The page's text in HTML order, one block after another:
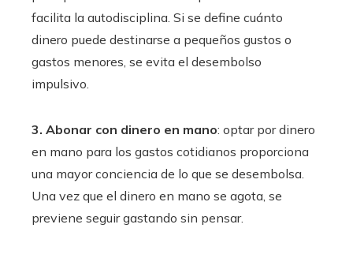
facilita la autodisciplina. Si se define cuánto
dinero puede destinarse a pequeños gustos o
gastos menores, se evita el desembolso
impulsivo.
3. Abonar con dinero en mano: optar por dinero
en mano para los gastos cotidianos proporciona
una mayor conciencia de lo que se desembolsa.
Una vez que el dinero en mano se agota, se
previene seguir gastando sin pensar.